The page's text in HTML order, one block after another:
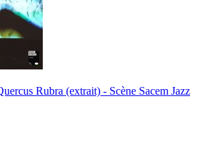
Rubra (extrait) - Scène Sacem Jazz